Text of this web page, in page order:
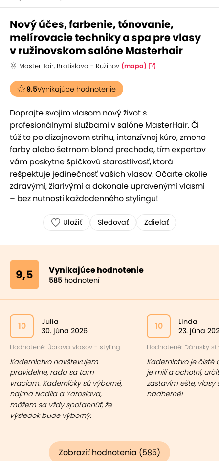
Nový účes, farbenie, tónovanie,
melírovacie techniky a spa pre vlasy
v ružinovskom salóne Masterhair
MasterHair, Bratislava - Ružinov (mapa)
9.5Vynikajúce hodnotenie
Doprajte svojim vlasom nový život s
profesionálnymi službami v salóne MasterHair. Či
túžite po dizajnovom strihu, intenzívnej kúre, zmene
farby alebo šetrnom blond prechode, tím expertov
vám poskytne špičkovú starostlivosť, ktorá
rešpektuje jedinečnosť vašich vlasov. Očarte okolie
zdravými, žiarivými a dokonale upravenými vlasmi
– bez nutnosti každodenného stylingu!
Uložiť Sledovať Zdielať
9,5 Vynikajúce hodnotenie
585 hodnotení
10
Julia
30. júna 2026
Hodnotené: Úprava vlasov - styling
Kaderníctvo navštevujem
pravidelne, rada sa tam
vraciam. Kaderníčky sú výborné,
najmä Nadiia a Yaroslava,
môžem sa vždy spoľahnúť, že
výsledok bude výborný.
10
Linda
23. júna
Hodnotené: Dámsky
Kaderníctvo je čisté
je milí a ochotní,
zastavím ešte, vlasy
nadherné!
Zobraziť hodnotenia (585)